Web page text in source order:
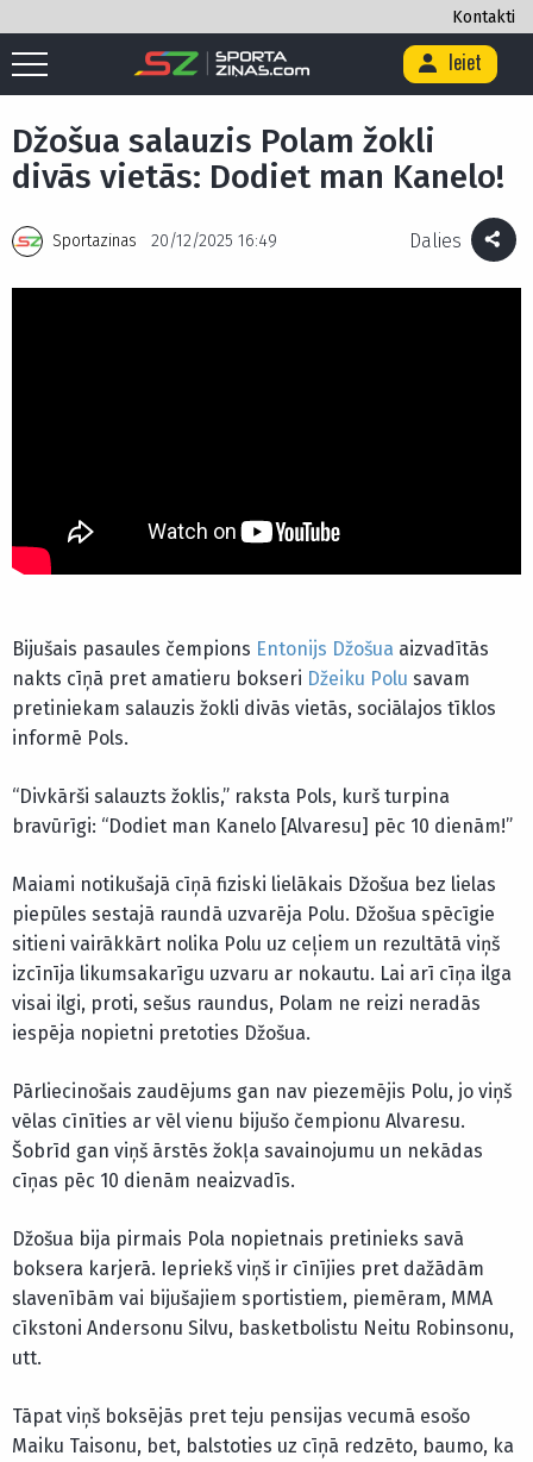
Kontakti
Ieiet
Sākums Cīņas sports / Bokss / Džošua salauzis Polam žokli divās
Džošua salauzis Polam žokli
divās vietās: Dodiet man Kanelo!
Sportazinas 20/12/2025 16:49 Dalies
Bijušais pasaules čempions Entonijs Džošua aizvadītās
nakts cīņā pret amatieru bokseri Džeiku Polu savam
pretiniekam salauzis žokli divās vietās, sociālajos tīklos
informē Pols.
“Divkārši salauzts žoklis,” raksta Pols, kurš turpina
bravūrīgi: “Dodiet man Kanelo [Alvaresu] pēc 10 dienām!”
Maiami notikušajā cīņā fiziski lielākais Džošua bez lielas
piepūles sestajā raundā uzvarēja Polu. Džošua spēcīgie
sitieni vairākkārt nolika Polu uz ceļiem un rezultātā viņš
izcīnīja likumsakarīgu uzvaru ar nokautu. Lai arī cīņa ilga
visai ilgi, proti, sešus raundus, Polam ne reizi neradās
iespēja nopietni pretoties Džošua.
Pārliecinošais zaudējums gan nav piezemējis Polu, jo viņš
vēlas cīnīties ar vēl vienu bijušo čempionu Alvaresu.
Šobrīd gan viņš ārstēs žokļa savainojumu un nekādas
cīņas pēc 10 dienām neaizvadīs.
Džošua bija pirmais Pola nopietnais pretinieks savā
boksera karjerā. Iepriekš viņš ir cīnījies pret dažādām
slavenībām vai bijušajiem sportistiem, piemēram, MMA
cīkstoni Andersonu Silvu, basketbolistu Neitu Robinsonu,
utt.
Tāpat viņš boksējās pret teju pensijas vecumā esošo
Maiku Taisonu, bet, balstoties uz cīņā redzēto, baumo, ka